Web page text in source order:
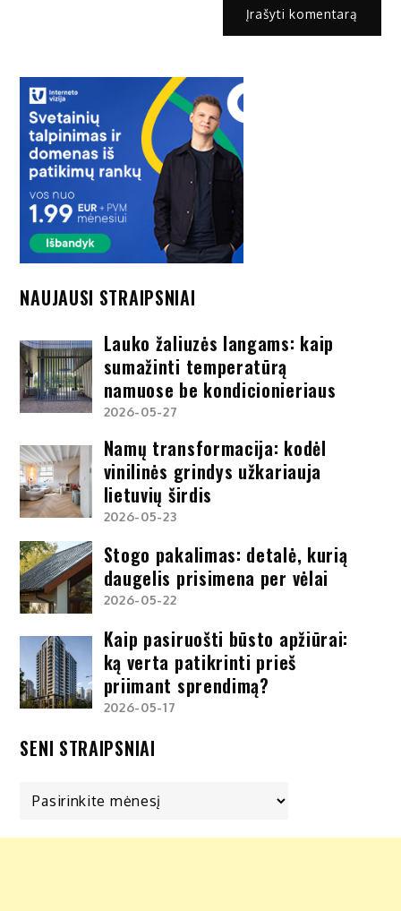
NAUJAUSI STRAIPSNIAI
Lauko žaliuzės langams: kaip
sumažinti temperatūrą
namuose be kondicionieriaus
2026-05-27
Namų transformacija: kodėl
vinilinės grindys užkariauja
lietuvių širdis
2026-05-23
Stogo pakalimas: detalė, kurią
daugelis prisimena per vėlai
2026-05-22
Kaip pasiruošti būsto apžiūrai:
ką verta patikrinti prieš
priimant sprendimą?
2026-05-17
SENI STRAIPSNIAI